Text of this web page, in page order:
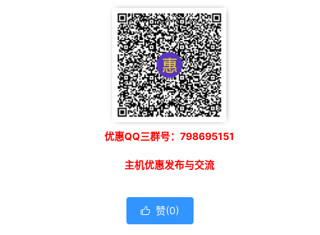
优惠QQ三群号：798695151
主机优惠发布与交流
 赞(0)